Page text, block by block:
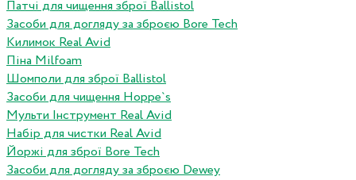
Патчі для чищення зброї Ballistol
Засоби для догляду за зброєю Bore Tech
Килимок Real Avid
Піна Milfoam
Шомполи для зброї Ballistol
Засоби для чищення Hoppe`s
Мульти Інструмент Real Avid
Набір для чистки Real Avid
Йоржі для зброї Bore Tech
Засоби для догляду за зброєю Dewey